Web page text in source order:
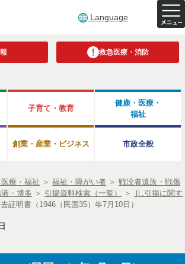
Language
救急医療・消防
子育て・教育
健康・医療・
福祉
創業・産業・ビジネス 市政全般
療・福祉 ＞ 福祉・障がい者 ＞ 戦没者遺族・戦傷
・博多 ＞ 引揚資料検索（一覧） ＞
Ⅱ.引揚に関す
証明書（1946（民国35）年7月10日）